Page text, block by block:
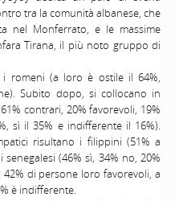
tra la comunità albanese, che
nel Monferrato, e le massime
Tirana, il più noto gruppo di
romeni (a loro è ostile il 64%,
Subito dopo, si collocano in
contrari, 20% favorevoli, 19%
sì il 35% e indifferente il 16%).
risultano i filippini (51% a
(46% sì, 34% no, 20%
di persone loro favorevoli, a
è indifferente.